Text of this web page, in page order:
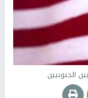
الجنوبيين